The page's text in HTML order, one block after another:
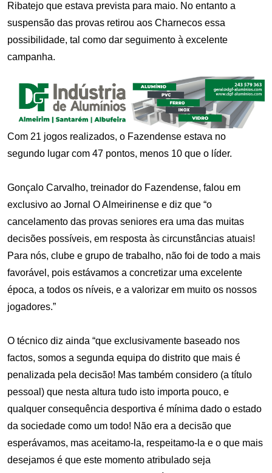
Ribatejo que estava prevista para maio. No entanto a
suspensão das provas retirou aos Charnecos essa
possibilidade, tal como dar seguimento à excelente
campanha.
Com 21 jogos realizados, o Fazendense estava no
segundo lugar com 47 pontos, menos 10 que o líder.
Gonçalo Carvalho, treinador do Fazendense, falou em
exclusivo ao Jornal O Almeirinense e diz que “o
cancelamento das provas seniores era uma das muitas
decisões possíveis, em resposta às circunstâncias atuais!
Para nós, clube e grupo de trabalho, não foi de todo a mais
favorável, pois estávamos a concretizar uma excelente
época, a todos os níveis, e a valorizar em muito os nossos
jogadores.”
O técnico diz ainda “que exclusivamente baseado nos
factos, somos a segunda equipa do distrito que mais é
penalizada pela decisão! Mas também considero (a título
pessoal) que nesta altura tudo isto importa pouco, e
qualquer consequência desportiva é mínima dado o estado
da sociedade como um todo! Não era a decisão que
esperávamos, mas aceitamo-la, respeitamo-la e o que mais
desejamos é que este momento atribulado seja